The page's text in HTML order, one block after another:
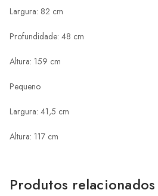
Largura: 82 cm
Profundidade: 48 cm
Altura: 159 cm
Pequeno
Largura: 41,5 cm
Altura: 117 cm
Produtos relacionados